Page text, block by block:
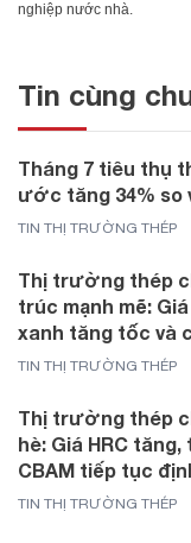
nghiệp nước nhà.
Tin cùng
Tháng 7 tiêu thụ
ước tăng 34% so
TIN THỊ TRƯỜNG THÉP
Thị trường thép
trúc mạnh mẽ:
xanh tăng tốc và
TIN THỊ TRƯỜNG THÉP
Thị trường thép
hè: Giá HRC
CBAM tiếp tục
TIN THỊ TRƯỜNG THÉP